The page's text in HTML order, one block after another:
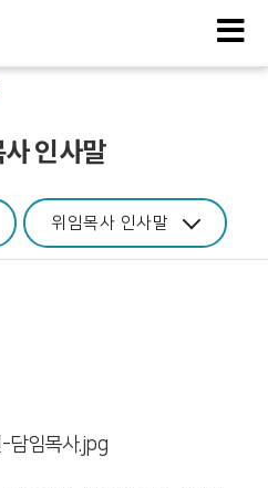
인사말
위임목사 인사말